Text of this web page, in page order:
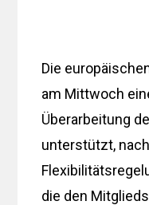
Die
am Mittwoch
Überarbeitung
unterstützt,
die den